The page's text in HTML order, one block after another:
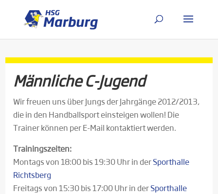
Männliche C-Jugend
Wir freuen uns über Jungs der Jahrgänge 2012/2013,
die in den Handballsport einsteigen wollen! Die
Trainer können per E-Mail kontaktiert werden.
Trainingszeiten:
Montags von 18:00 bis 19:30 Uhr in derSporthalle
Richtsberg
Freitags von 15:30 bis 17:00 Uhr in derSporthalle